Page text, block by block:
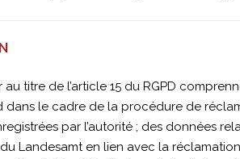
titre de l’article 15 du RGPD
le cadre de la procédure de
par l’autorité ; des données
Landesamt en lien avec la